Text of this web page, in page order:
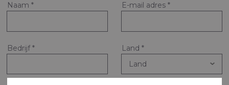
Naam * E-mail adres *
Bedrijf* Land *